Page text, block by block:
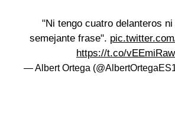
"Ni tengo cuatro delanteros
semejante frase".
https://t.co/
— Albert Ortega